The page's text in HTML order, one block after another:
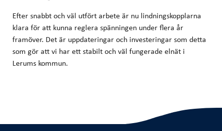
Efter snabbt och väl utfört arbete är nu lindningskopplarna
klara för att kunna reglera spänningen under flera år
framöver. Det är uppdateringar och investeringar som detta
som gör att vi har ett stabilt och väl fungerade elnät i
Lerums kommun.